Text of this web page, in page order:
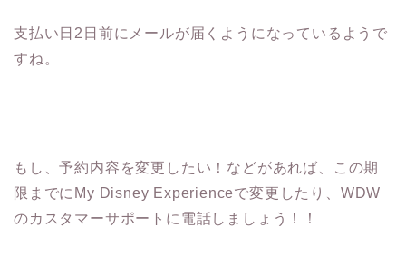
支払い日2日前にメールが届くようになっているようで
すね。
もし、予約内容を変更したい！などがあれば、この期
限までにMy Disney Experienceで変更したり、WDW
のカスタマーサポートに電話しましょう！！